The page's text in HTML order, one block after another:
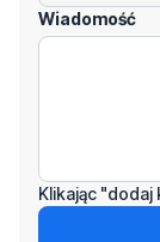
Wiadomość
Klikając